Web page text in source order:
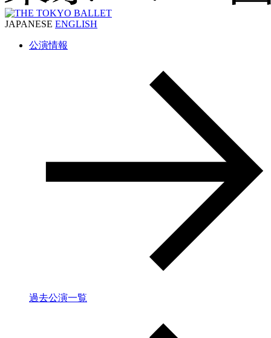
JAPANESE ENGLISH
公演情報
過去公演一覧